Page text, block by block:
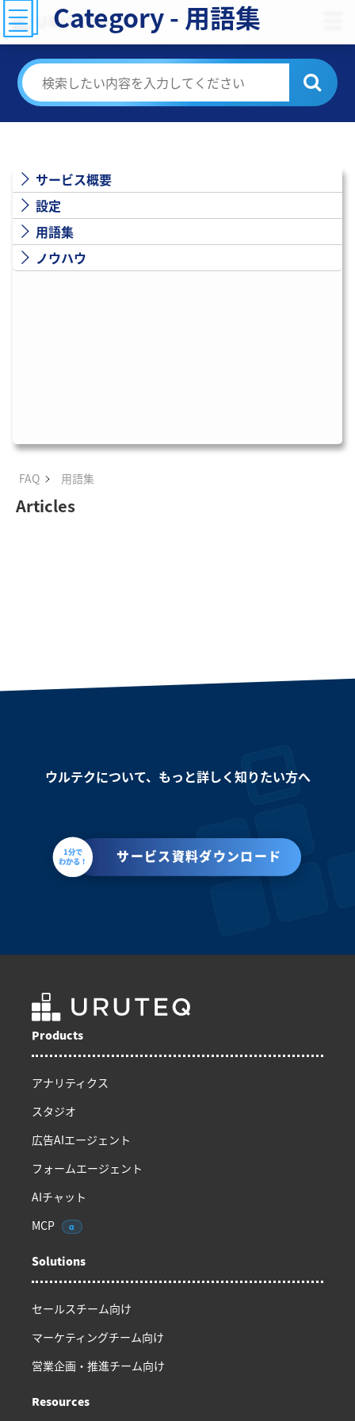
URUTEQ FAQ
サービス概要
設定
用語集
ノウハウ
FAQ 用語集
Category - 用語集
Articles
ウルテクについて、もっと詳しく知りたい方へ
サービス資料ダウンロード
1分で
わかる！
Products
アナリティクス
スタジオ
広告AIエージェント
フォームエージェント
AIチャット
MCP
α
Solutions
セールスチーム向け
マーケティングチーム向け
営業企画・推進チーム向け
Resources